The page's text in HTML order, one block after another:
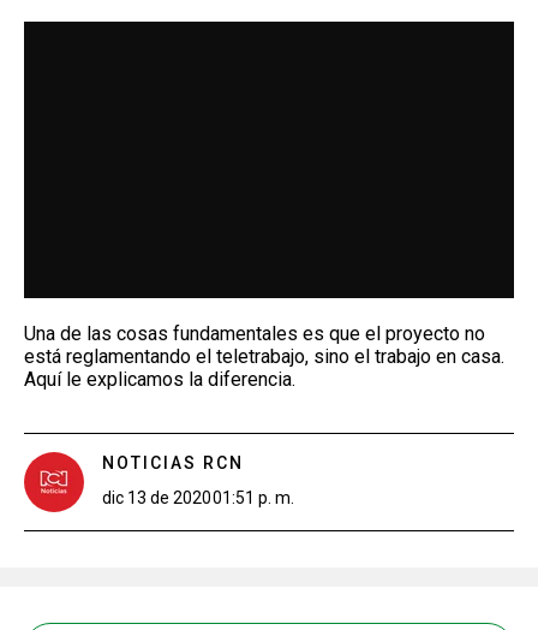
EMISIÓN 7:00 PM
Una de las cosas fundamentales es que el proyecto no
está reglamentando el teletrabajo, sino el trabajo en casa.
Aquí le explicamos la diferencia.
NOTICIAS RCN
dic 13 de 202001:51 p. m.